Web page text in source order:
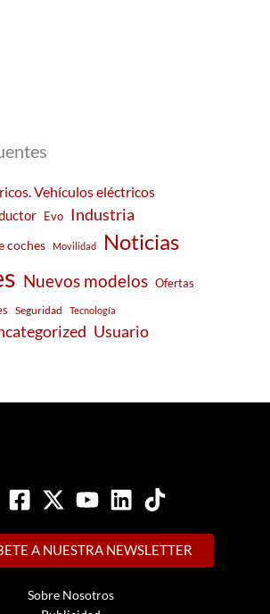
Vehículos eléctricos
Evo Industria
coches Movilidad Noticias
Nuevos modelos Ofertas
Seguridad Tecnología
Usuario
A NUESTRA NEWSLETTER
Sobre Nosotros